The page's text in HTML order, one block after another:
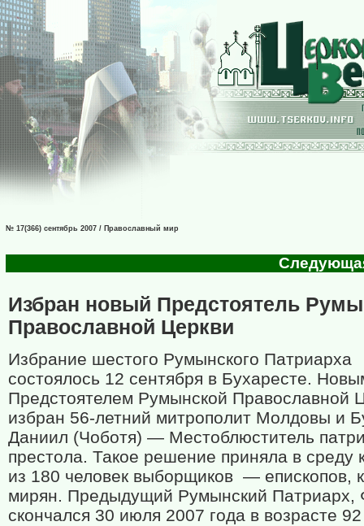
№ 17(366) сентябрь 2007 / Православный мир
Избран новый Предстоятель
Православной Церкви
Избрание шестого Румынского Патриарха
состоялось 12 сентября в Бухаресте.
Предстоятелем Румынской Православной
избран 56-летний митрополит Молдовы и
Даниил (Чоботя) — Местоблюститель
престола. Такое решение приняла в среду
из 180 человек выборщиков — епископов,
мирян. Предыдущий Румынский Патриарх,
скончался 30 июля 2007 года в возрасте 92